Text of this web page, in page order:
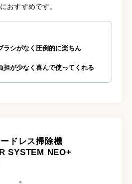
おすすめです。
ラシがなく圧倒的に楽ちん
担が少なく喜んで使ってくれる
ドレス掃除機
SYSTEM NEO+